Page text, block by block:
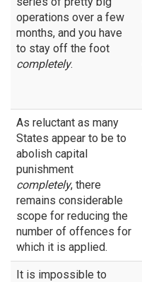
operations over a few
months, and you have
to stay off the foot
completely.
As reluctant as many
States appear to be to
abolish capital
punishment
completely, there
remains considerable
scope for reducing the
number of offences for
which it is applied.
It is impossible to